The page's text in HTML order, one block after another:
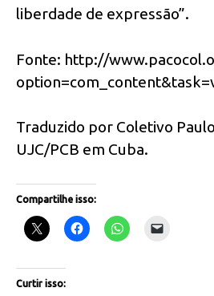
liberdade de expressão”.
Fonte: http://
Traduzido por Coletivo
UJC/PCB em Cuba.
Compartilhe isso:
Curtir isso: